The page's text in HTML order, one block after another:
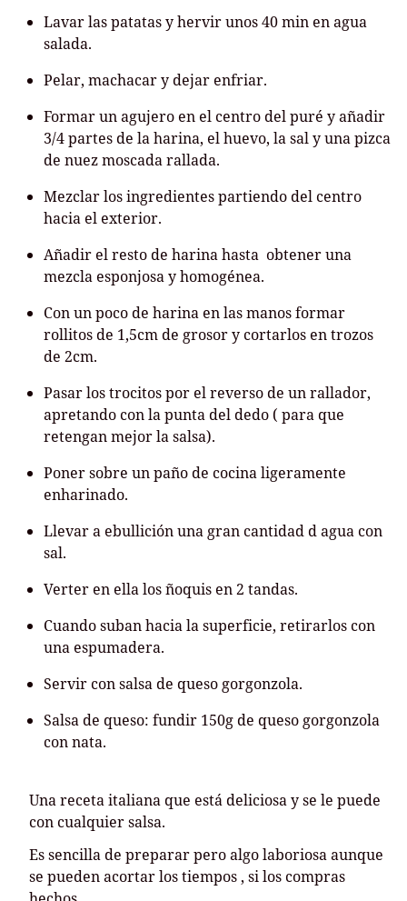
Lavar las patatas y hervir unos 40 min en agua
salada.
Pelar, machacar y dejar enfriar.
Formar un agujero en el centro del puré y añadir
3/4 partes de la harina, el huevo, la sal y una pizca
de nuez moscada rallada.
Mezclar los ingredientes partiendo del centro
hacia el exterior.
Añadir el resto de harina hasta obtener una
mezcla esponjosa y homogénea.
Con un poco de harina en las manos formar
rollitos de 1,5cm de grosor y cortarlos en trozos
de 2cm.
Pasar los trocitos por el reverso de un rallador,
apretando con la punta del dedo ( para que
retengan mejor la salsa).
Poner sobre un paño de cocina ligeramente
enharinado.
Llevar a ebullición una gran cantidad d agua con
sal.
Verter en ella los ñoquis en 2 tandas.
Cuando suban hacia la superficie, retirarlos con
una espumadera.
Servir con salsa de queso gorgonzola.
Salsa de queso: fundir 150g de queso gorgonzola
con nata.
Una receta italiana que está deliciosa y se le puede
con cualquier salsa.
Es sencilla de preparar pero algo laboriosa aunque
se pueden acortar los tiempos , si los compras